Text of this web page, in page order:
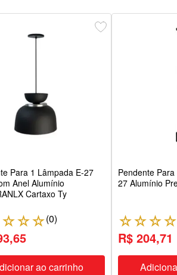
Para 1 Lâmpada E-27
Anel Alumínio
Cartaxo Ty
☆☆☆(0)
ao carrinho
Pendente
27 Alumínio
☆☆☆☆
R$ 204,71